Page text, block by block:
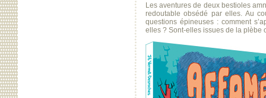
Les aventures de deux bestioles
redoutable obsédé par elles. Au
questions épineuses : comment
elles ? Sont-elles issues de la plèbe